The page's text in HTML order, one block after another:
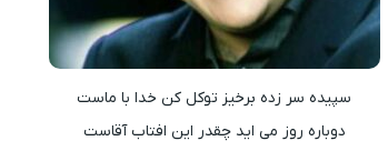
سپیده سر زده برخیز توکل کن خدا با ماست
دوباره روز می اید چقدر این افتاب آقاست